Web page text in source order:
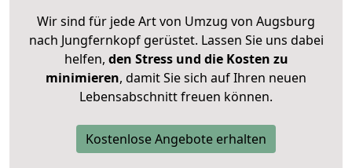
Wir sind für jede Art von Umzug von Augsburg
nach Jungfernkopf gerüstet. Lassen Sie uns dabei
helfen, den Stress und die Kosten zu
minimieren, damit Sie sich auf Ihren neuen
Lebensabschnitt freuen können.
Kostenlose Angebote erhalten